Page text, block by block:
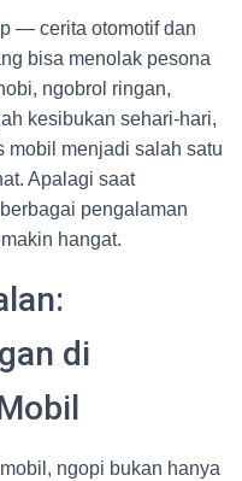
— cerita otomotif dan
bisa menolak pesona
ngobrol ringan,
kesibukan sehari-hari,
mobil menjadi salah satu
Apalagi saat
pengalaman
hangat.
di
ngopi bukan hanya